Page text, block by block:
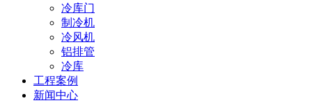
冷库门
制冷机
冷风机
铝排管
冷库
工程案例
新闻中心